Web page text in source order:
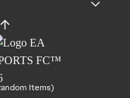
Items)